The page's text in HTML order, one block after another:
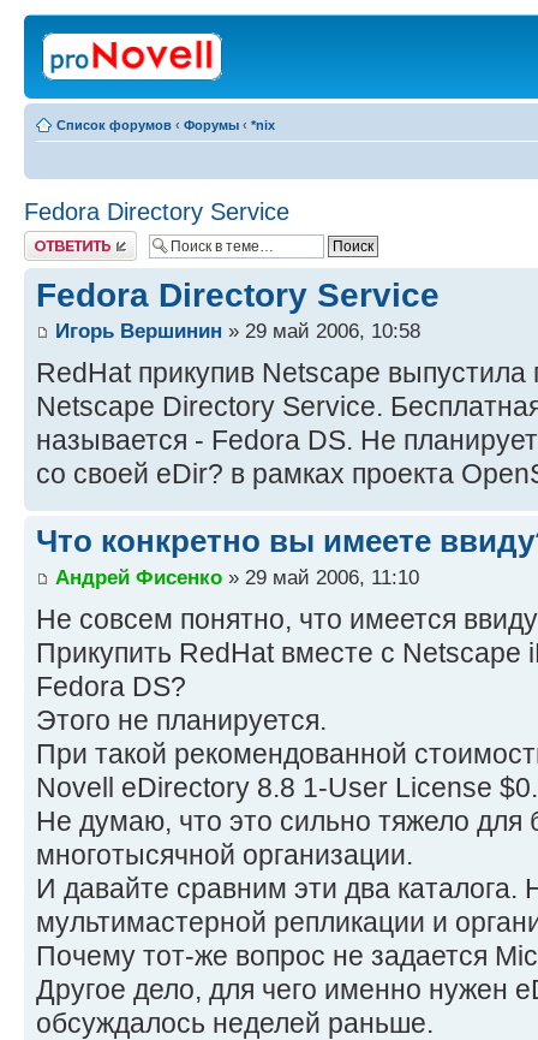
Список форумов ‹ Форумы ‹ *nix
Fedora Directory Service
Ответить
Fedora Directory Service
Игорь Вершинин » 29 май 2006, 10:58
RedHat прикупив Netscape
Netscape Directory Service.
называется - Fedora DS. Не
со своей eDir? в рамках проекта
Что конкретно вы имеете
Андрей Фисенко » 29 май 2006, 11:10
Не совсем понятно, что имеется
Прикупить RedHat вместе с Netscape
Fedora DS?
Этого не планируется.
При такой рекомендованной
Novell eDirectory 8.8 1-User License
Не думаю, что это сильно тяжело для
многотысячной организации.
И давайте сравним эти два каталога.
мультимастерной репликации и
Почему тот-же вопрос не задается
Другое дело, для чего именно нужен
обсуждалось неделей раньше.